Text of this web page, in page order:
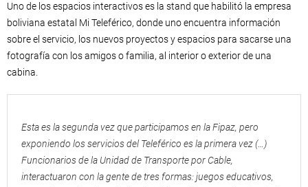
Uno de los espacios interactivos es la stand que habilitó la empresa
boliviana estatal Mi Teleférico, donde uno encuentra información
sobre el servicio, los nuevos proyectos y espacios para sacarse una
fotografía con los amigos o familia, al interior o exterior de una
cabina.
Esta es la segunda vez que participamos en la Fipaz, pero
exponiendo los servicios del Teleférico es la primera vez (…)
Funcionarios de la Unidad de Transporte por Cable,
interactuaron con la gente de tres formas: juegos educativos,